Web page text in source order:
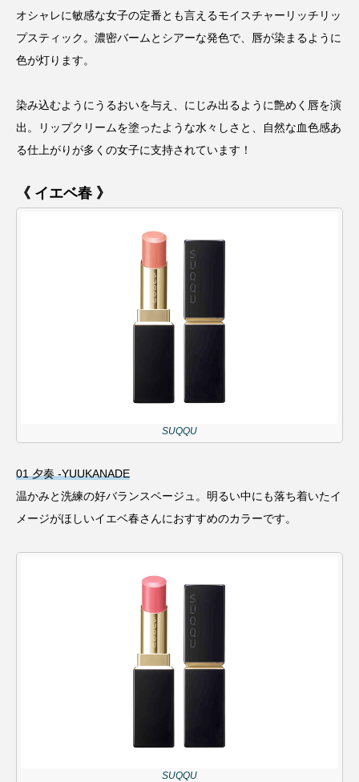
オシャレに敏感な女子の定番とも言えるモイスチャーリッチリッ
プスティック。 濃密バームとシアーな発色で、唇が染まるように
色が灯ります。
染み込むようにうるおいを与え、にじみ出るように艶めく唇を演
出。リップクリームを塗ったような水々しさと、自然な血色感あ
る仕上がりが多くの女子に支持されています！
《 イエベ春 》
SUQQU
01 夕奏 -YUUKANADE
温かみと洗練の好バランスベージュ。明るい中にも落ち着いたイ
メージがほしいイエベ春さんにおすすめのカラーです。
SUQQU